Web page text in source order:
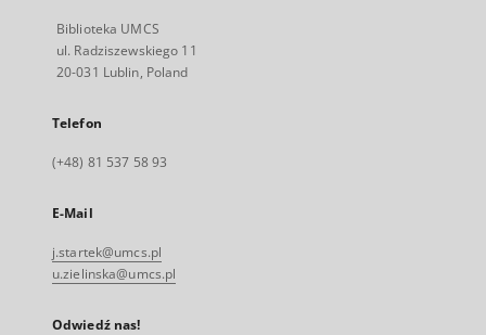
Biblioteka UMCS
ul. Radziszewskiego 11
20-031 Lublin, Poland
Telefon
(+48) 81 537 58 93
E-Mail
j.startek@umcs.pl
u.zielinska@umcs.pl
Odwiedź nas!